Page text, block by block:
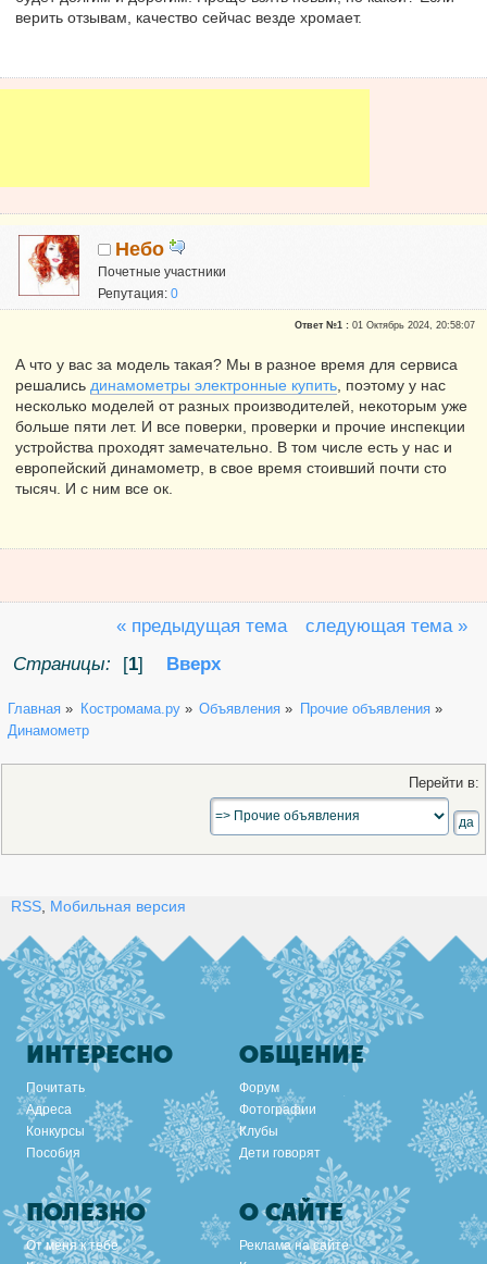
верить отзывам, качество сейчас везде хромает.
Небо
Почетные участники
Репутация:0
Ответ №1 :01 Октябрь 2024, 20:58:07
А что у вас за модель такая? Мы в разное время для сервиса
решались динамометры электронные купить, поэтому у нас
несколько моделей от разных производителей, некоторым уже
больше пяти лет. И все поверки, проверки и прочие инспекции
устройства проходят замечательно. В том числе есть у нас и
европейский динамометр, в свое время стоивший почти сто
тысяч. И с ним все ок.
« предыдущая тема
следующая тема »
Страницы:
[1] Вверх
Главная » Костромама.ру» Объявления » Прочие объявления»
Динамометр
Перейти в:
RSS Мобильная версия
ИНТЕРЕСНО
Почитать
Адреса
Конкурсы
Пособия
ОБЩЕНИЕ
Форум
Фотографии
Клубы
Дети говорят
ПОЛЕЗНО
От меня к тебе
О САЙТЕ
Реклама на сайте